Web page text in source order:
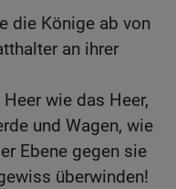
die Könige ab von
an ihrer
wie das Heer,
und Wagen, wie
Ebene gegen sie
überwinden!